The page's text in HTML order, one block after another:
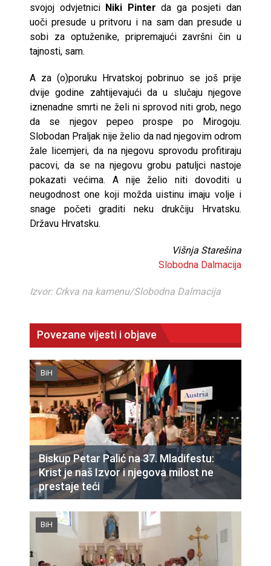
svojoj odvjetnici Niki Pinter da ga posjeti dan
uoči presude u pritvoru i na sam dan presude u
sobi za optuženike, pripremajući završni čin u
tajnosti, sam.
A za (o)poruku Hrvatskoj pobrinuo se još prije
dvije godine zahtijevajući da u slučaju njegove
iznenadne smrti ne želi ni sprovod niti grob, nego
da se njegov pepeo prospe po Mirogoju.
Slobodan Praljak nije želio da nad njegovim odrom
žale licemjeri, da na njegovu sprovodu profitiraju
pacovi, da se na njegovu grobu patuljci nastoje
pokazati većima. A nije želio niti dovoditi u
neugodnost one koji možda uistinu imaju volje i
snage početi graditi neku drukčiju Hrvatsku.
Državu Hrvatsku.
Višnja Starešina
Slobodna Dalmacija
Izvor: Crkva na kamenu/Slobodna Dalmacija
Povezane vijesti i objave
BiH
Biskup Petar Palić na 37. Mladifestu:
Krist je naš Izvor i njegova milost ne
prestaje teći
BiH